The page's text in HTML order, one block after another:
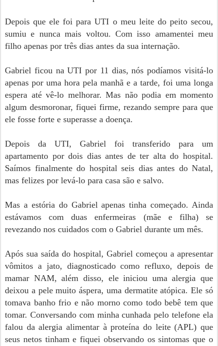
Depois que ele foi para UTI o meu leite do peito secou,
sumiu e nunca mais voltou. Com isso amamentei meu
filho apenas por três dias antes da sua internação.
Gabriel ficou na UTI por 11 dias, nós podíamos visitá-lo
apenas por uma hora pela manhã e a tarde, foi uma longa
espera até vê-lo melhorar. Mas não podia em momento
algum desmoronar, fiquei firme, rezando sempre para que
ele fosse forte e superasse a doença.
Depois da UTI, Gabriel foi transferido para um
apartamento por dois dias antes de ter alta do hospital.
Saímos finalmente do hospital seis dias antes do Natal,
mas felizes por levá-lo para casa são e salvo.
Mas a estória do Gabriel apenas tinha começado. Ainda
estávamos com duas enfermeiras (mãe e filha) se
revezando nos cuidados com o Gabriel durante um mês.
Após sua saída do hospital, Gabriel começou a apresentar
vômitos a jato, diagnosticado como refluxo, depois de
mamar NAM, além disso, ele iniciou uma alergia que
deixou a pele muito áspera, uma dermatite atópica. Ele só
tomava banho frio e não morno como todo bebê tem que
tomar. Conversando com minha cunhada pelo telefone ela
falou da alergia alimentar à proteína do leite (APL) que
seus netos tinham e fiquei observando os sintomas que o